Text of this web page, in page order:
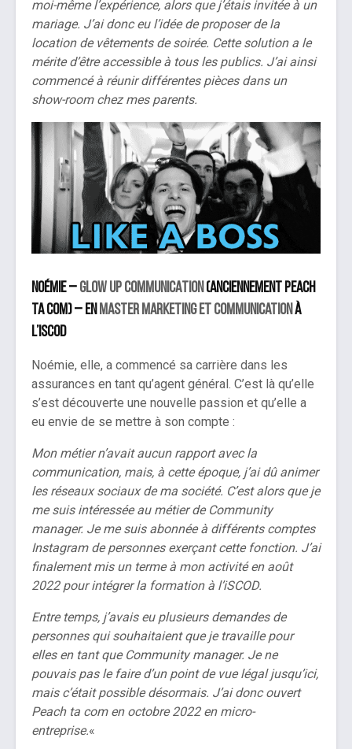
moi-même l’expérience, alors que j’étais invitée à un
mariage. J’ai donc eu l’idée de proposer de la
location de vêtements de soirée. Cette solution a le
mérite d’être accessible à tous les publics. J’ai ainsi
commencé à réunir différentes pièces dans un
show-room chez mes parents.
Noémie – GLOW UP COMMUNICATION(anciennement PEACH
TA COM) – enMaster marketing et communicationà
l’iSCOD
Noémie, elle, a commencé sa carrière dans les
assurances en tant qu’agent général. C’est là qu’elle
s’est découverte une nouvelle passion et qu’elle a
eu envie de se mettre à son compte :
Mon métier n’avait aucun rapport avec la
communication, mais, à cette époque, j’ai dû animer
les réseaux sociaux de ma société. C’est alors que je
me suis intéressée au métier de Community
manager. Je me suis abonnée à différents comptes
Instagram de personnes exerçant cette fonction. J’ai
finalement mis un terme à mon activité en août
2022 pour intégrer la formation à l’iSCOD.
Entre temps, j’avais eu plusieurs demandes de
personnes qui souhaitaient que je travaille pour
elles en tant que Community manager. Je ne
pouvais pas le faire d’un point de vue légal jusqu’ici,
mais c’était possible désormais. J’ai donc ouvert
Peach ta com en octobre 2022 en micro-
entreprise.«